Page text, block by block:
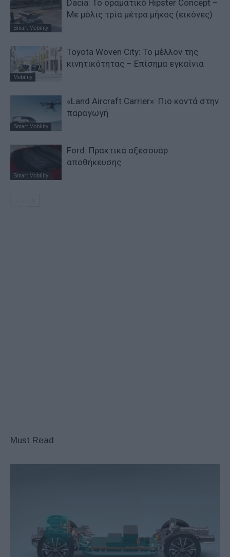
Smart Mobility
Dacia: To oραματικό Hipster Concept –
Με μόλις τρία μέτρα μήκος (εικόνες)
Mobility
Toyota Woven City: Το μέλλον της
κινητικότητας – Επίσημα εγκαίνια
Smart Mobility
«Land Aircraft Carrier»: Πιο κοντά στην
παραγωγή
Smart Mobility
Ford: Πρακτικά αξεσουάρ
αποθήκευσης
Must Read